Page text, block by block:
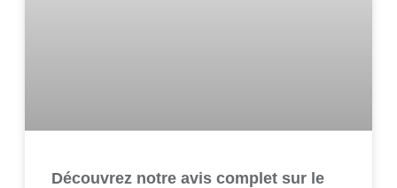
Découvrez notre avis complet sur le